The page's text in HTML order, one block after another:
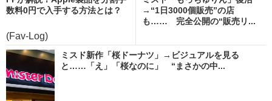
数料0円で入手する方法とは？
(Fav-Log)
→“1日3000個販売”の店
も…… 完全公開の“販売リ...
ミスド新作「桜ドーナツ」→ビジュアルを見る
と……「え」「桜なのに」 “まさかの中...